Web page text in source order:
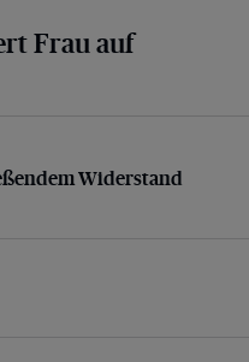
Frau auf
Widerstand gegen
Widerstand